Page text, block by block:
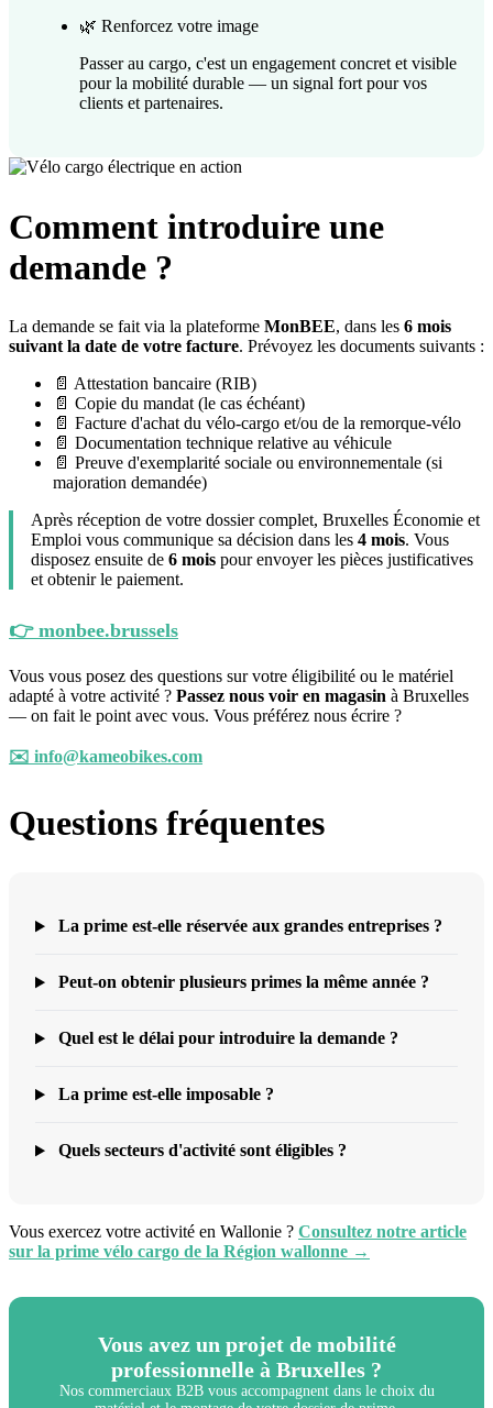
🌿 Renforcez votre image
Passer au cargo, c'est un engagement concret et visible
pour la mobilité durable — un signal fort pour vos
clients et partenaires.
Comment introduire une
demande ?
La demande se fait via la plateforme MonBEE, dans les 6 mois
suivant la date de votre facture. Prévoyez les documents suivants :
📄 Attestation bancaire (RIB)
📄 Copie du mandat (le cas échéant)
📄 Facture d'achat du vélo-cargo et/ou de la remorque-vélo
📄 Documentation technique relative au véhicule
📄 Preuve d'exemplarité sociale ou environnementale (si
majoration demandée)
Après réception de votre dossier complet, Bruxelles Économie et
Emploi vous communique sa décision dans les 4 mois. Vous
disposez ensuite de 6 mois pour envoyer les pièces justificatives
et obtenir le paiement.
👉 monbee.brussels
Vous vous posez des questions sur votre éligibilité ou le matériel
adapté à votre activité ? Passez nous voir en magasin à Bruxelles
— on fait le point avec vous. Vous préférez nous écrire ?
✉️ info@kameobikes.com
Questions fréquentes
La prime est-elle réservée aux grandes entreprises ?
Peut-on obtenir plusieurs primes la même année ?
Quel est le délai pour introduire la demande ?
La prime est-elle imposable ?
Quels secteurs d'activité sont éligibles ?
Vous exercez votre activité en Wallonie ? Consultez notre article
sur la prime vélo cargo de la Région wallonne →
Vous avez un projet de mobilité
professionnelle à Bruxelles ?
Nos commerciaux B2B vous accompagnent dans le choix du